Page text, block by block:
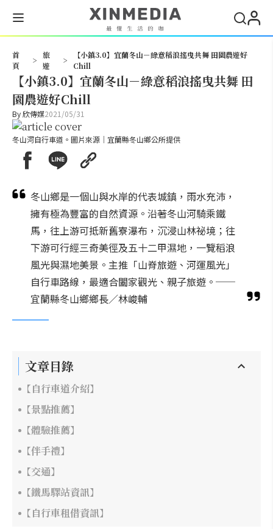
首
頁
>
旅
遊
>
【小鎮3.0】宜蘭冬山－綠意稻浪搖曳共舞 田園農遊好
Chill
【小鎮3.0】宜蘭冬山－綠意稻浪搖曳共舞 田
園農遊好Chill
By欣傳媒2021/05/31
冬山河自行車道。圖片來源｜宜蘭縣冬山鄉公所提供
冬山鄉是一個山與水岸的代表城鎮，雨水充沛，
擁有極為豐富的自然資源。沿著冬山河騎乘鐵
馬，往上游可抵新舊寮瀑布，沉浸山林祕境；往
下游可行經三奇美徑及五十二甲濕地，一覽稻浪
風光與濕地美景。主推「山脊旅遊、河運風光」
自行車路線，最適合闔家觀光、親子旅遊。──
宜蘭縣冬山鄉鄉長／林峻輔
文章目錄
【自行車道介紹】
【景點推薦】
【體驗推薦】
【伴手禮】
【交通】
【鐵馬驛站資訊】
【自行車租借資訊】